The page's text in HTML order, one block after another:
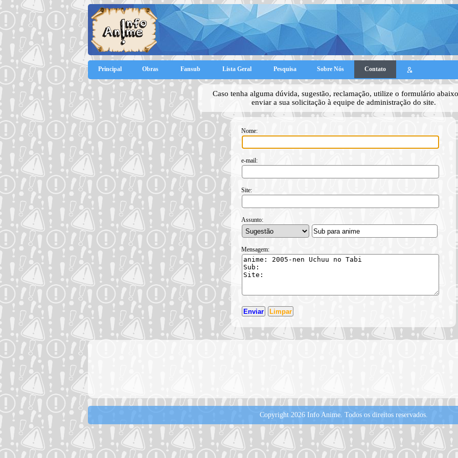
Principal Obras Fansub Lista Geral Pesquisa Sobre Nós Contato
Caso tenha alguma dúvida, sugestão, reclamação, utilize o formulário
enviar a sua solicitação à equipe de administração do site.
Nome:
e-mail:
Site:
Assunto:
Mensagem:
Copyright 2026 Info Anime. Todos os direitos reservados.